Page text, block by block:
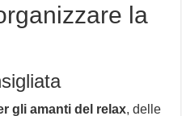
la
gli amanti del relax, delle